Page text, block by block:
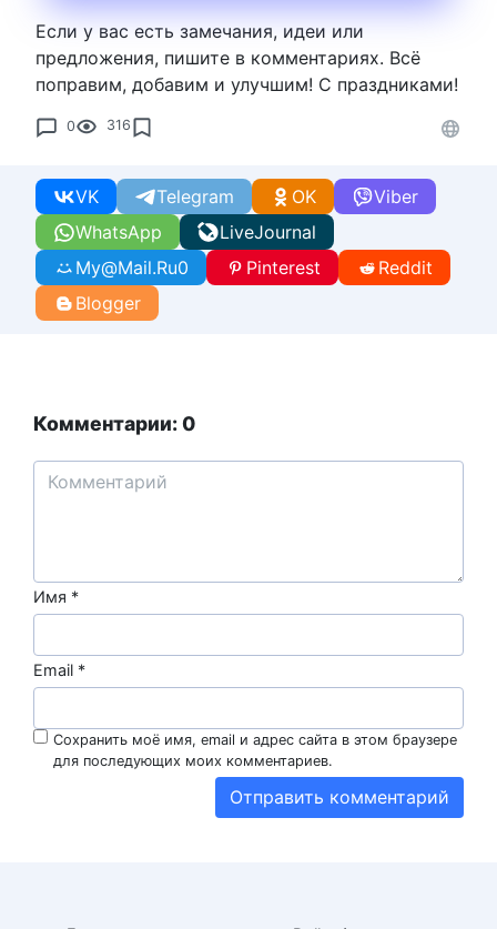
Если у вас есть замечания, идеи или
предложения, пишите в комментариях. Всё
поправим, добавим и улучшим! С праздниками!
0 316
WhatsApp
VK Telegram Viber
OK
LiveJournal
My@Mail.Ru0 Pinterest
Reddit
Blogger
Комментарии: 0
Имя *
Email *
Сохранить моё имя, email и адрес сайта в этом браузере
для последующих моих комментариев.